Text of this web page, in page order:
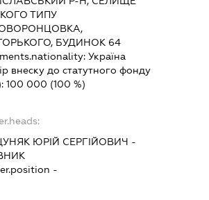
ТИПУ
БУДИНОК 64
Україна
внеску до статутного фонду
100 000 (100 %)
ЮРІЙ СЕРГІЙОВИЧ -
-